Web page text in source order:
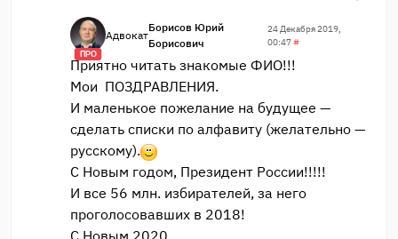
ПРО
Адвокат
Борисов Юрий
Борисович
24 Декабря 2019,
00:47#
Приятно читать знакомые ФИО!!!
Мои ПОЗДРАВЛЕНИЯ.
И маленькое пожелание на будущее —
сделать списки по алфавиту (желательно —
русскому).
С Новым годом, Президент России!!!!!
И все 56 млн. избирателей, за него
проголосовавших в 2018!